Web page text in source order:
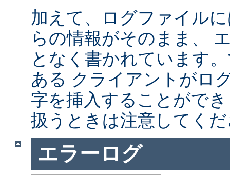
加えて、ログファイル
らの情報がそのまま、
となく書かれています
ある クライアントがロ
字を挿入することがで
扱うときは注意してく
エラーログ